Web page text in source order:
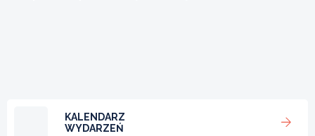
KALENDARZ
WYDARZEŃ